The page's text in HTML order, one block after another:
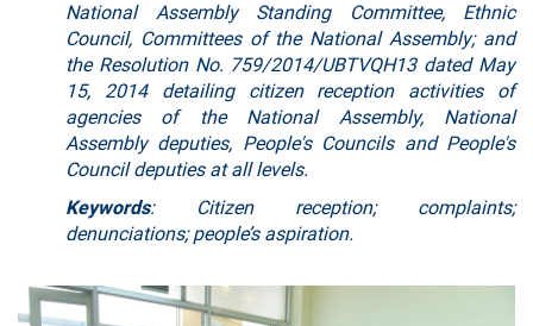
National Assembly Standing Committee, Ethnic
Council, Committees of the National Assembly; and
the Resolution No. 759/2014/UBTVQH13 dated May
15, 2014 detailing citizen reception activities of
agencies of the National Assembly, National
Assembly deputies, People's Councils and People's
Council deputies at all levels.
Keywords: Citizen reception; complaints;
denunciations; people’s aspiration.